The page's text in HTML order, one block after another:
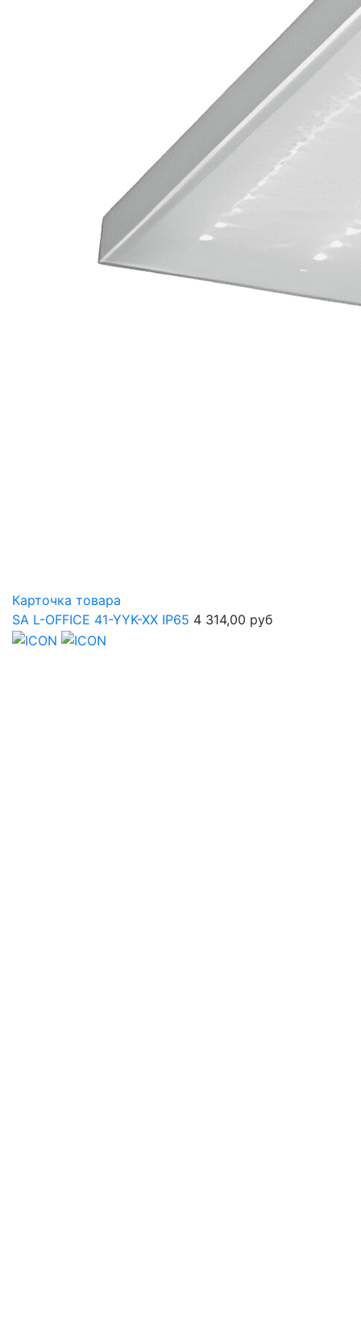
Карточка товара
SA L-OFFICE 41-YYK-XX IP65 4 314,00 руб